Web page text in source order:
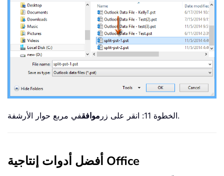
الخطوة 11: انقر على زر موافق في مربع حوار الأرشفة.
أفضل أدوات إنتاجية Office